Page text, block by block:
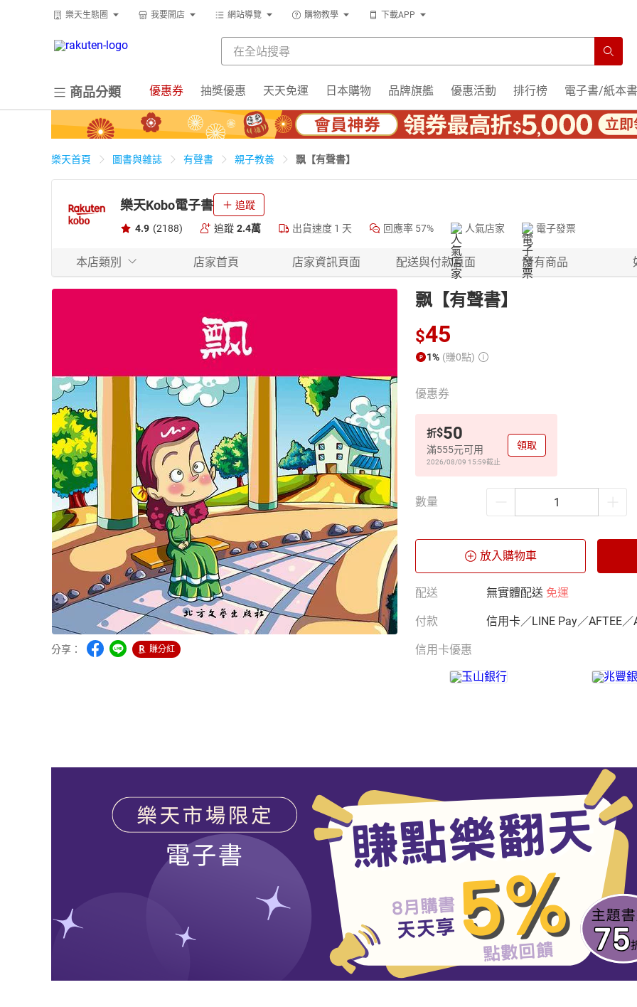
樂天生態圈 我要開店 網站導覽 購物教學 下載APP
商品分類 優惠券 抽獎優惠 天天免運 日本購物 品牌旗艦 優惠活動 排行榜 電子書/紙本書
樂天首頁 圖書與雜誌 有聲書 親子教養 飘【有聲書】
樂天Kobo電子書 追蹤
4.9 (2188) 追蹤 2.4萬 出貨速度 1 天 回應率 57% 人氣店家 電子發票
本店類別 店家首頁 店家資訊頁面 配送與付款頁面 所有商品
分享： 賺分紅
飘【有聲書】
$45
1% (賺0點)
優惠券
折$50
滿555元可用
2026/08/09 15:59截止
領取
數量
放入購物車
配送 無實體配送 免運
付款 信用卡／LINE Pay／AFTEE／
信用卡優惠